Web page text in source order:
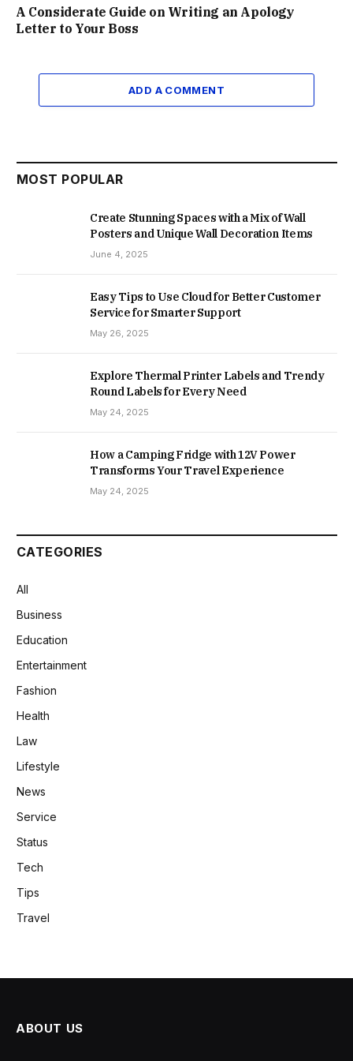
A Considerate Guide on Writing an Apology
Letter to Your Boss
ADD A COMMENT
MOST POPULAR
Create Stunning Spaces with a Mix of Wall
Posters and Unique Wall Decoration Items
June 4, 2025
Easy Tips to Use Cloud for Better Customer
Service for Smarter Support
May 26, 2025
Explore Thermal Printer Labels and Trendy
Round Labels for Every Need
May 24, 2025
How a Camping Fridge with 12V Power
Transforms Your Travel Experience
May 24, 2025
CATEGORIES
All
Business
Education
Entertainment
Fashion
Health
Law
Lifestyle
News
Service
Status
Tech
Tips
Travel
ABOUT US